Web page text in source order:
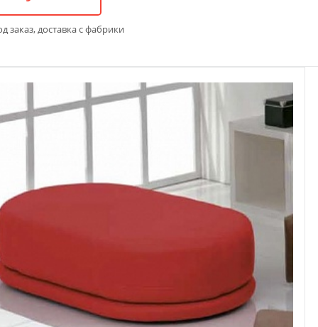
заказ, доставка с фабрики